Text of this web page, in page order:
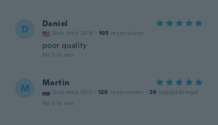
D Daniel
Gick med 2018 · 103 recensioner
poor quality
för 5 år sen
M Martin
Gick med 2017 · 120 recensioner · 29 uppladdningar
för 5 år sen